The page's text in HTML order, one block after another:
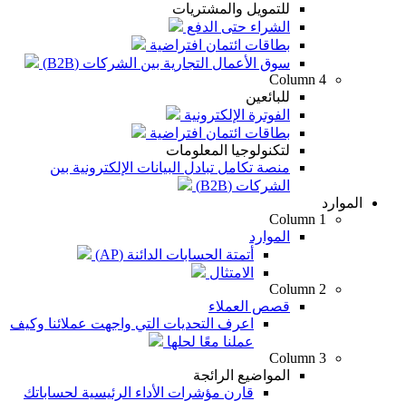
للتمويل والمشتريات
الشراء حتى الدفع
بطاقات ائتمان افتراضية
سوق الأعمال التجارية بين الشركات (B2B)
Column 4
للبائعين
الفوترة الإلكترونية
بطاقات ائتمان افتراضية
لتكنولوجيا المعلومات
منصة تكامل تبادل البيانات الإلكترونية بين
الشركات (B2B)
الموارد
Column 1
الموارد
أتمتة الحسابات الدائنة (AP)
الامتثال
Column 2
قصص العملاء
اعرف التحديات التي واجهت عملائنا وكيف
عملنا معًا لحلها
Column 3
المواضيع الرائجة
قارن مؤشرات الأداء الرئيسية لحساباتك